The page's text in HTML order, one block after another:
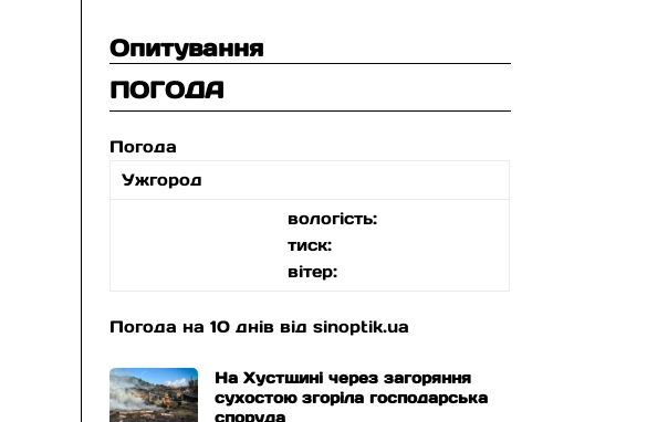
Опитування
ПОГОДА
Погода
Ужгород
вологість:
тиск:
вітер:
Погода на 10 днів відsinoptik.ua
На Хустщині через загоряння
сухостою згоріла господарська
споруда